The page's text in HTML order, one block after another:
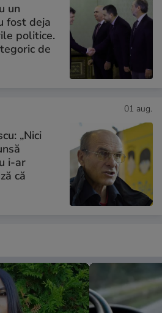
un
fost deja
politice.
de
01 aug.
„Nici
i-ar
că